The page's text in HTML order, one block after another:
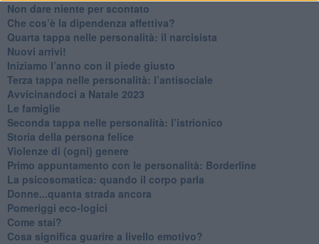
Non dare niente per scontato
Che cos’è la dipendenza affettiva?
Quarta tappa nelle personalità: il narcisista
​Nuovi arrivi!
​Iniziamo l’anno con il piede giusto
​Terza tappa nelle personalità: l’antisociale
​Avvicinandoci a Natale 2023
Le famiglie
Seconda tappa nelle personalità: l’istrionico
​Storia della persona felice
Violenze di (ogni) genere
​Primo appuntamento con le personalità: Borderline
La psicosomatica: quando il corpo parla
Donne...quanta strada ancora
​Pomeriggi eco-logici
​Come stai?
Cosa significa guarire a livello emotivo?